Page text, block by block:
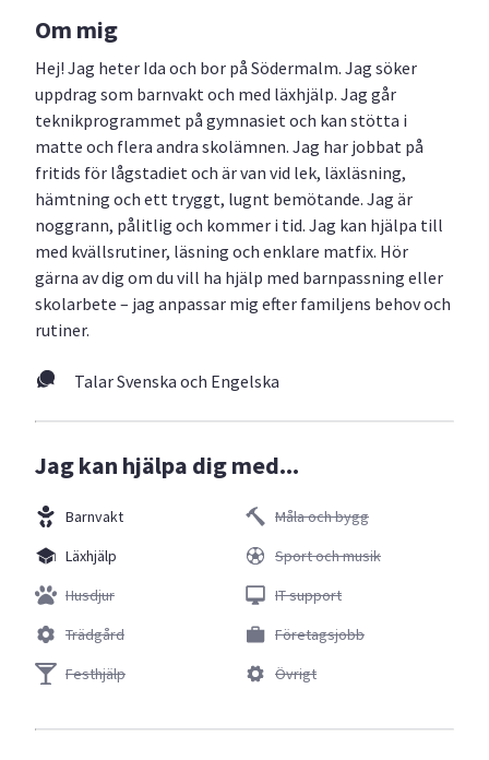
Om mig
Hej! Jag heter Ida och bor på Södermalm. Jag söker
uppdrag som barnvakt och med läxhjälp. Jag går
teknikprogrammet på gymnasiet och kan stötta i
matte och flera andra skolämnen. Jag har jobbat på
fritids för lågstadiet och är van vid lek, läxläsning,
hämtning och ett tryggt, lugnt bemötande. Jag är
noggrann, pålitlig och kommer i tid. Jag kan hjälpa till
med kvällsrutiner, läsning och enklare matfix. Hör
gärna av dig om du vill ha hjälp med barnpassning eller
skolarbete – jag anpassar mig efter familjens behov och
rutiner.
Talar Svenska och Engelska
Jag kan hjälpa dig med...
Barnvakt
Läxhjälp
Husdjur
Trädgård
Festhjälp
Måla och bygg
Sport och musik
IT support
Företagsjobb
Övrigt